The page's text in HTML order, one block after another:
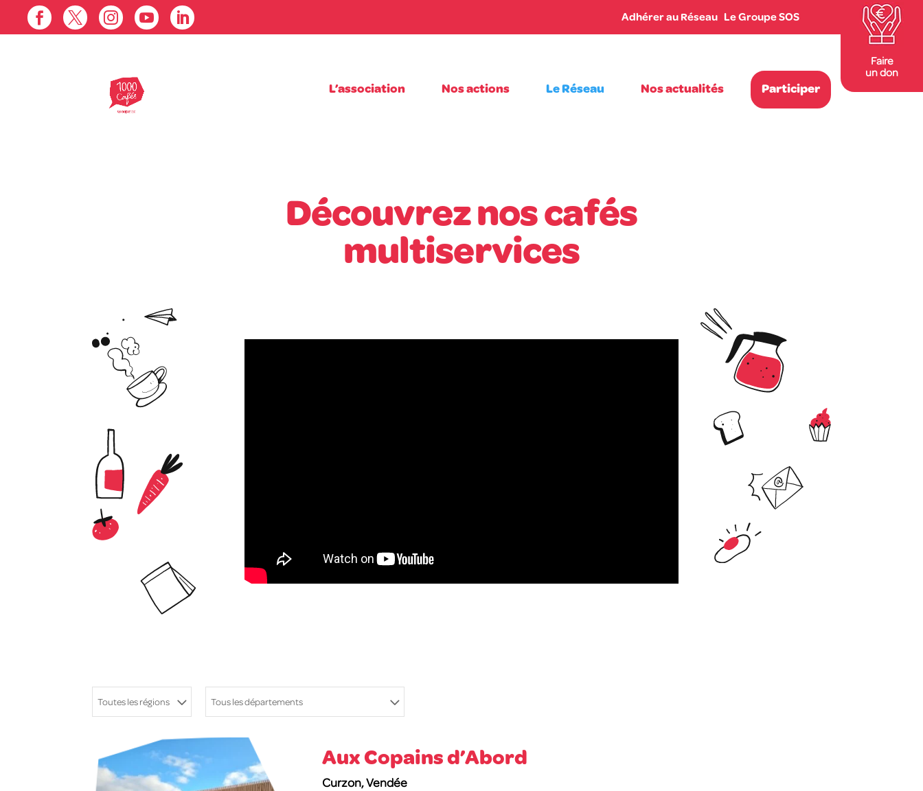
     Adhérer au Réseau Le Groupe SOS
Faire
un don
L’association Nos actions Le Réseau Nos actualités Participer
Découvrez nos cafés
multiservices
Toutes les régions Tous les départements
Aux Copains d’Abord
Curzon, Vendée